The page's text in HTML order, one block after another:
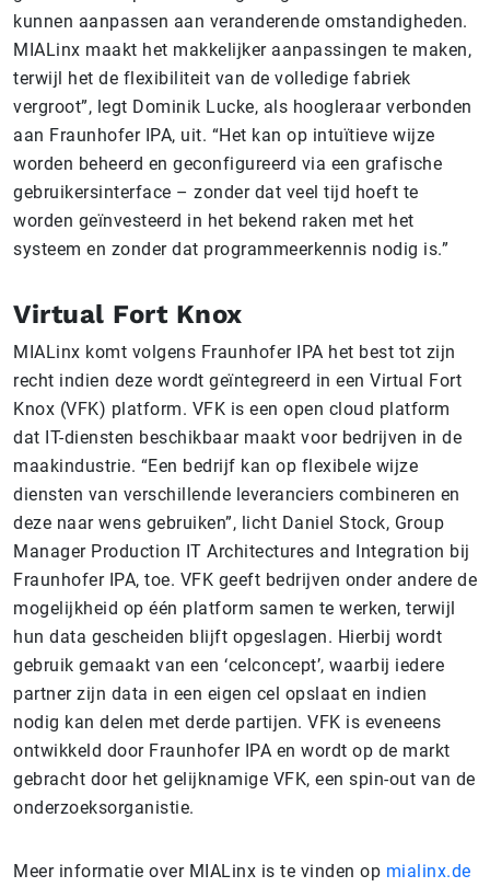
kunnen aanpassen aan veranderende omstandigheden.
MIALinx maakt het makkelijker aanpassingen te maken,
terwijl het de flexibiliteit van de volledige fabriek
vergroot”, legt Dominik Lucke, als hoogleraar verbonden
aan Fraunhofer IPA, uit. “Het kan op intuïtieve wijze
worden beheerd en geconfigureerd via een grafische
gebruikersinterface – zonder dat veel tijd hoeft te
worden geïnvesteerd in het bekend raken met het
systeem en zonder dat programmeerkennis nodig is.”
Virtual Fort Knox
MIALinx komt volgens Fraunhofer IPA het best tot zijn
recht indien deze wordt geïntegreerd in een Virtual Fort
Knox (VFK) platform. VFK is een open cloud platform
dat IT-diensten beschikbaar maakt voor bedrijven in de
maakindustrie. “Een bedrijf kan op flexibele wijze
diensten van verschillende leveranciers combineren en
deze naar wens gebruiken”, licht Daniel Stock, Group
Manager Production IT Architectures and Integration bij
Fraunhofer IPA, toe. VFK geeft bedrijven onder andere de
mogelijkheid op één platform samen te werken, terwijl
hun data gescheiden blijft opgeslagen. Hierbij wordt
gebruik gemaakt van een ‘celconcept’, waarbij iedere
partner zijn data in een eigen cel opslaat en indien
nodig kan delen met derde partijen. VFK is eveneens
ontwikkeld door Fraunhofer IPA en wordt op de markt
gebracht door het gelijknamige VFK, een spin-out van de
onderzoeksorganistie.
Meer informatie over MIALinx is te vinden op mialinx.de